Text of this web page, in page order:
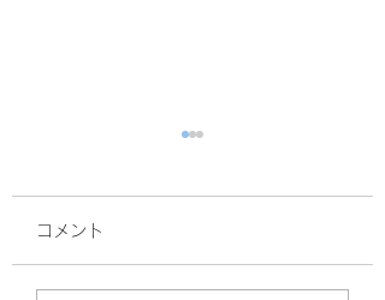
コメント